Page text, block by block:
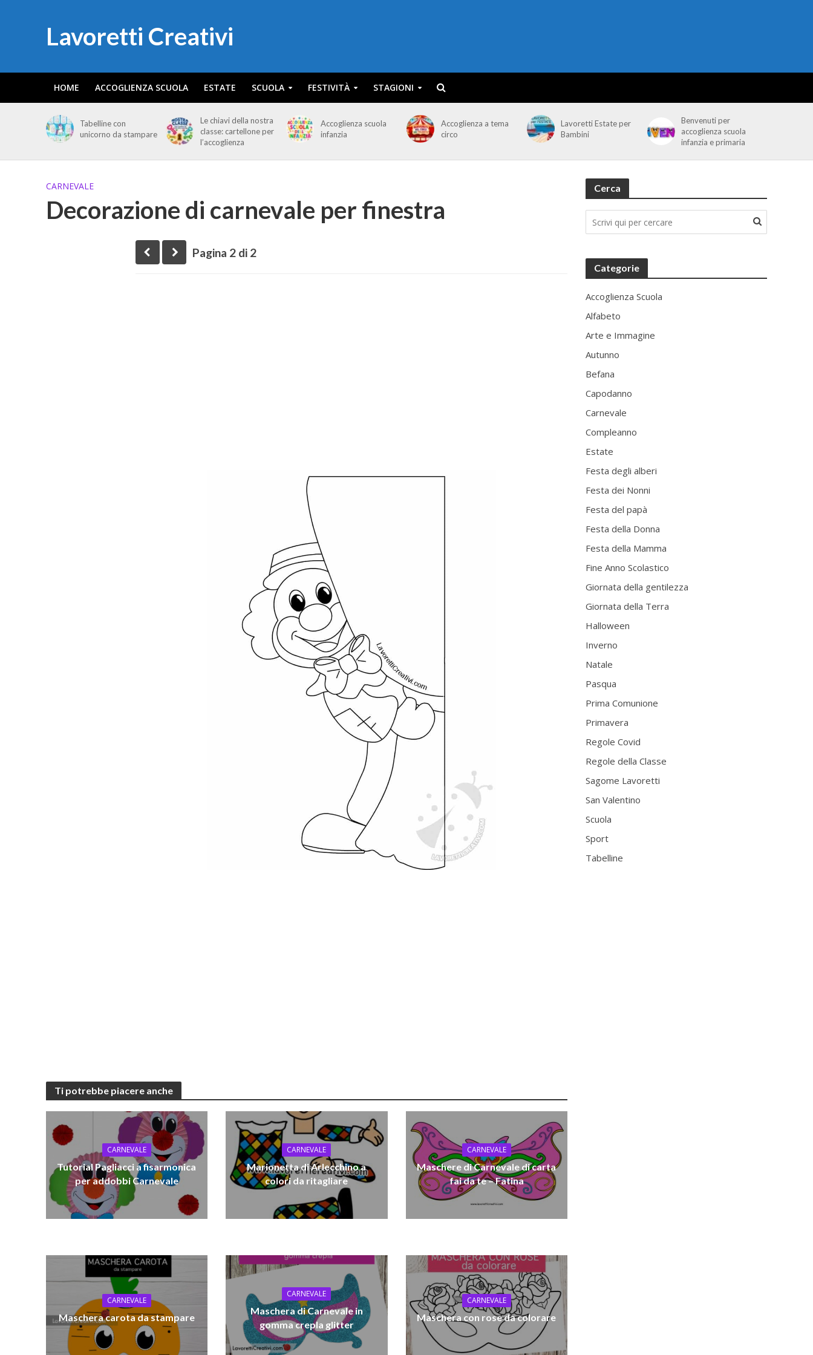
Lavoretti Creativi
HOME ACCOGLIENZA SCUOLA ESTATE SCUOLA FESTIVITÀ STAGIONI
Tabelline con
unicorno da stampare
Le chiavi della nostra
classe: cartellone per
l’accoglienza
Accoglienza scuola
infanzia
Accoglienza a tema
circo
Lavoretti Estate per
Bambini
Benvenuti per
accoglienza scuola
infanzia e primaria
CARNEVALE
Decorazione di carnevale per finestra
Pagina 2 di 2
Ti potrebbe piacere anche
CARNEVALE
Tutorial Pagliacci a fisarmonica
per addobbi Carnevale
CARNEVALE
Marionetta di Arlecchino a
colori da ritagliare
CARNEVALE
Maschere di Carnevale di carta
fai da te – Fatina
CARNEVALE
Maschera carota da stampare
CARNEVALE
Maschera di Carnevale in
gomma crepla glitter
CARNEVALE
Maschera con rose da colorare
Cerca
Categorie
Accoglienza Scuola
Alfabeto
Arte e Immagine
Autunno
Befana
Capodanno
Carnevale
Compleanno
Estate
Festa degli alberi
Festa dei Nonni
Festa del papà
Festa della Donna
Festa della Mamma
Fine Anno Scolastico
Giornata della gentilezza
Giornata della Terra
Halloween
Inverno
Natale
Pasqua
Prima Comunione
Primavera
Regole Covid
Regole della Classe
Sagome Lavoretti
San Valentino
Scuola
Sport
Tabelline